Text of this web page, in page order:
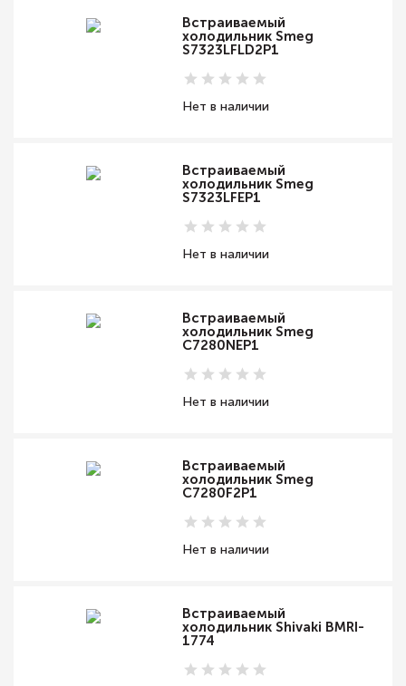
Встраиваемый
холодильник Smeg
S7323LFLD2P1
Нет в наличии
Встраиваемый
холодильник Smeg
S7323LFEP1
Нет в наличии
Встраиваемый
холодильник Smeg
C7280NEP1
Нет в наличии
Встраиваемый
холодильник Smeg
C7280F2P1
Нет в наличии
Встраиваемый
холодильник Shivaki BMRI-
1774